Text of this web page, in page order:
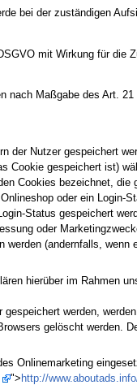
bei der zuständigen
mit Wirkung für die
nach Maßgabe des Art.
der Nutzer gespeichert
Cookie gespeichert ist)
Cookies bezeichnet,
oder ein Login-
Status gespeichert
oder
(andernfalls,
hierüber im Rahmen
werden,
gelöscht werden.
Onlinemarketing
"> http://